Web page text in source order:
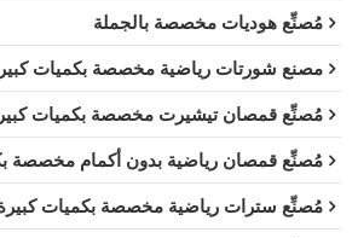
مُصنِّع هوديات مخصصة بالجملة
مصنع شورتات رياضية مخصصة بكميات
مُصنِّع قمصان تيشيرت مخصصة بكميات
مُصنِّع قمصان رياضية بدون أكمام مخصصة
مُصنِّع سترات رياضية مخصصة بكميات